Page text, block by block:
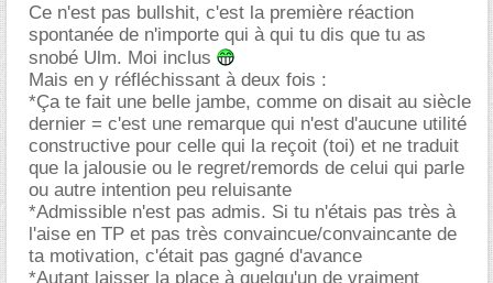
Ce n'est pas bullshit, c'est la première réaction
spontanée de n'importe qui à qui tu dis que tu as
snobé Ulm. Moi inclus
Mais en y réfléchissant à deux fois :
*Ça te fait une belle jambe, comme on disait au siècle
dernier = c'est une remarque qui n'est d'aucune utilité
constructive pour celle qui la reçoit (toi) et ne traduit
que la jalousie ou le regret/remords de celui qui parle
ou autre intention peu reluisante
*Admissible n'est pas admis. Si tu n'étais pas très à
l'aise en TP et pas très convaincue/convaincante de
ta motivation, c'était pas gagné d'avance
*Autant laisser la place à quelqu'un de vraiment